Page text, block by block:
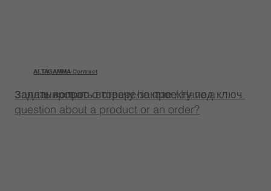
ALTAGAMMA
Задать вопрос о товаре/заказе / Have a
question about a product or an order?
ALTAGAMMA Contract
Запланировать встречу по проекту под ключ